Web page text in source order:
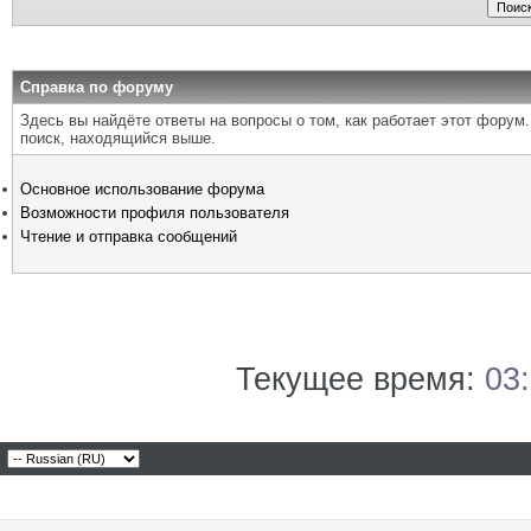
Справка по форуму
Здесь вы найдёте ответы на вопросы о том, как работает этот
поиск, находящийся выше.
Основное использование форума
Возможности профиля пользователя
Чтение и отправка сообщений
Текущее время: